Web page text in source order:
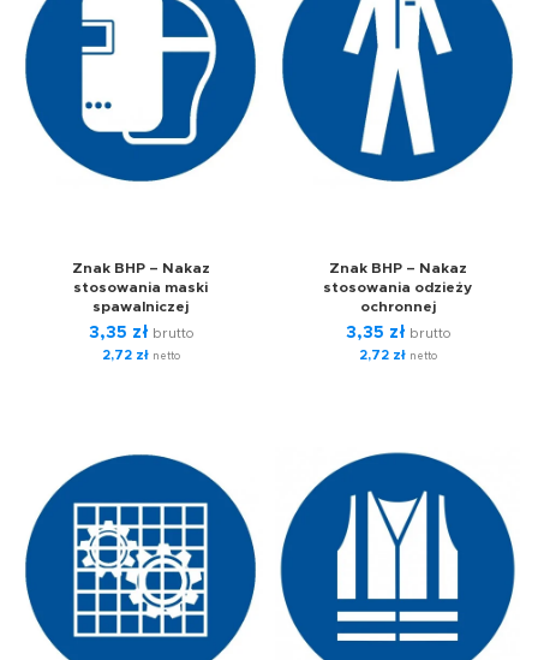
Znak BHP – Nakaz
stosowania maski
spawalniczej
3,35 zł brutto
2,72 złnetto
Znak BHP – Nakaz
stosowania odzieży
ochronnej
3,35 zł brutto
2,72 złnetto